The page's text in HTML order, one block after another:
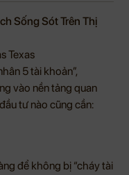
Sống Sót Trên Thị
5 tài khoản”,
vào nền tảng quan
tư nào cũng cần:
để không bị “cháy tài